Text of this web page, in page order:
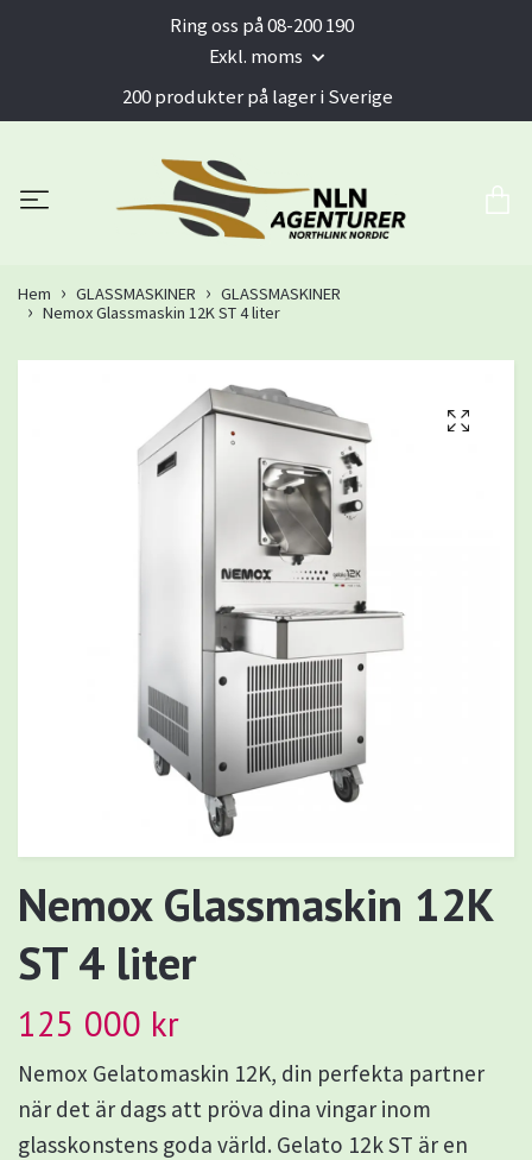
Ring oss på 08-200 190
Exkl. moms
200 produkter på lager i Sverige
Hem GLASSMASKINER
GLASSMASKINER
Nemox Glassmaskin 12K ST 4 liter
Nemox Glassmaskin 12K
ST 4 liter
125 000 kr
Nemox Gelatomaskin 12K, din perfekta partner
när det är dags att pröva dina vingar inom
glasskonstens goda värld. Gelato 12k ST är en